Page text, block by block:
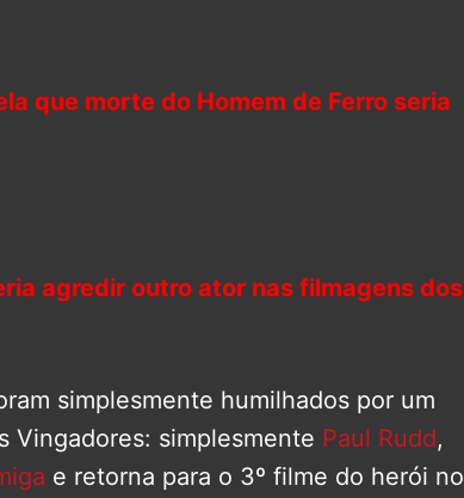
que morte do Homem de Ferro seria
agredir outro ator nas filmagens dos
simplesmente humilhados por um
Vingadores: simplesmente Paul Rudd,
e retorna para o 3º filme do herói no